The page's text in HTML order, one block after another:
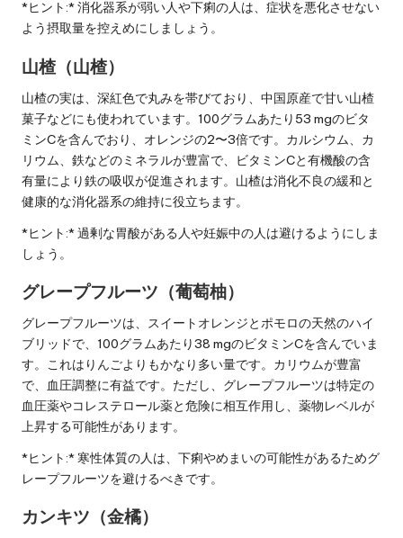
*ヒント:* 消化器系が弱い人や下痢の人は、症状を悪化させない
よう摂取量を控えめにしましょう。
山楂（山楂）
山楂の実は、深紅色で丸みを帯びており、中国原産で甘い山楂
菓子などにも使われています。100グラムあたり53 mgのビタ
ミンCを含んでおり、オレンジの2〜3倍です。カルシウム、カ
リウム、鉄などのミネラルが豊富で、ビタミンCと有機酸の含
有量により鉄の吸収が促進されます。山楂は消化不良の緩和と
健康的な消化器系の維持に役立ちます。
*ヒント:* 過剰な胃酸がある人や妊娠中の人は避けるようにしま
しょう。
グレープフルーツ（葡萄柚）
グレープフルーツは、スイートオレンジとポモロの天然のハイ
ブリッドで、100グラムあたり38 mgのビタミンCを含んでいま
す。これはりんごよりもかなり多い量です。カリウムが豊富
で、血圧調整に有益です。ただし、グレープフルーツは特定の
血圧薬やコレステロール薬と危険に相互作用し、薬物レベルが
上昇する可能性があります。
*ヒント:* 寒性体質の人は、下痢やめまいの可能性があるためグ
レープフルーツを避けるべきです。
カンキツ（金橘）